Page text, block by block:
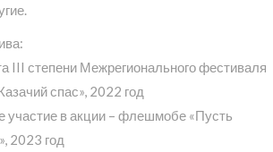
III степени Межрегионального фестиваля
спас», 2022 год
участие в акции – флешмобе «Пусть
2023 год